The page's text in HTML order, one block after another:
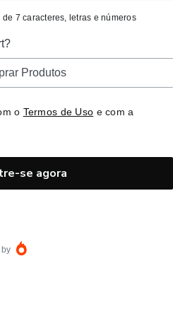
7 caracteres, letras e números
Produtos
o Termos de Uso e com a
se agora
by